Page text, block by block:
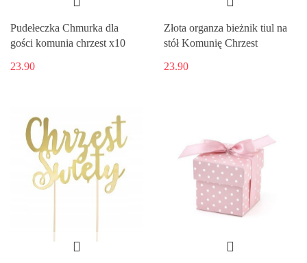
Pudełeczka Chmurka dla
gości komunia chrzest x10
23.90
Złota organza bieżnik tiul na
stół Komunię Chrzest
23.90